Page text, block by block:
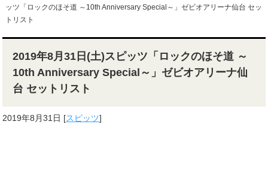
ッツ「ロックのほそ道 ～10th Anniversary Special～」ゼビオアリーナ仙台 セッ
トリスト
2019年8月31日(土)スピッツ「ロックのほそ道 ～
10th Anniversary Special～」ゼビオアリーナ仙
台 セットリスト
2019年8月31日 [スピッツ]